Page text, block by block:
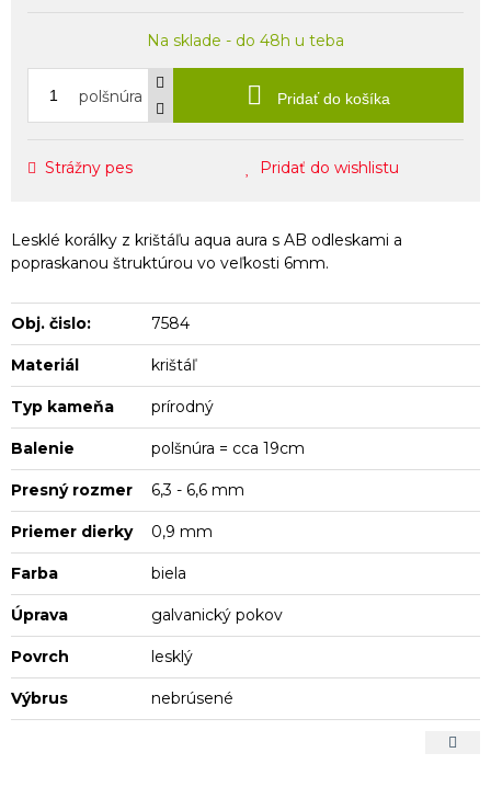
Na sklade - do 48h u teba
polšnúra Pridať do košíka
Strážny pes Pridať do wishlistu
Lesklé korálky z krištáľu aqua aura s AB odleskami a
popraskanou štruktúrou vo veľkosti 6mm.
Obj. čislo: 7584
Materiál krištáľ
Typ kameňa prírodný
Balenie polšnúra = cca 19cm
Presný rozmer 6,3 - 6,6 mm
Priemer dierky 0,9 mm
Farba biela
Úprava galvanický pokov
Povrch lesklý
Výbrus nebrúsené